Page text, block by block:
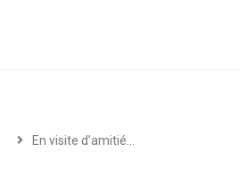
En visite d’amitié…